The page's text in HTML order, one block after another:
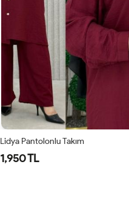
Lidya Pantolonlu Takım
1,950 TL